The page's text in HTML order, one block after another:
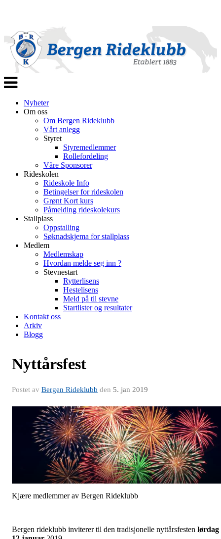
Veksle
navigasjon
Nyheter
Om oss
Om Bergen Rideklubb
Vårt anlegg
Styret
Styremedlemmer
Rollefordeling
Våre Sponsorer
Rideskolen
Rideskole Info
Betingelser for rideskolen
Grønt Kort kurs
Påmelding rideskolekurs
Stallplass
Oppstalling
Søknadskjema for stallplass
Medlem
Medlemskap
Hvordan melde seg inn ?
Stevnestart
Rytterlisens
Hestelisens
Meld på til stevne
Startlister og resultater
Kontakt oss
Arkiv
Blogg
Nyttårsfest
Postet av Bergen Rideklubb den 5. jan 2019
Kjære medlemmer av Bergen Rideklubb
Bergen rideklubb inviterer til den tradisjonelle nyttårsfesten lørdag